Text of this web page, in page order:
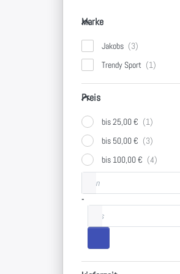
Marke
Marke
Jakobs
Trendy Sport
Preis
Preis
bis 25,00 €
bis 50,00 €
bis 100,00 €
Preisspanne
-